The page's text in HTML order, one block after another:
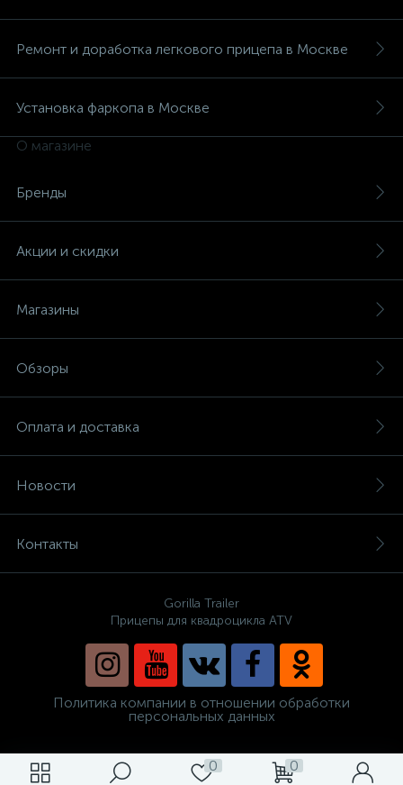
0 0
Ремонт и доработка легкового прицепа в Москве
Установка фаркопа в Москве
О магазине
Бренды
Акции и скидки
Магазины
Обзоры
Оплата и доставка
Новости
Контакты
Gorilla Trailer
Прицепы для квадроцикла ATV
Политика компании в отношении обработки
персональных данных